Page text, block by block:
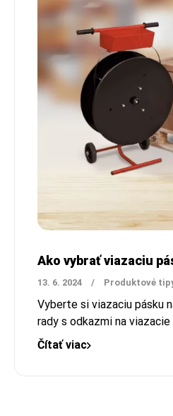
Ako vybrať viazaciu
13. 6. 2024 / Produktové
Vyberte si viazaciu pásku
rady s odkazmi na
Čítať viac